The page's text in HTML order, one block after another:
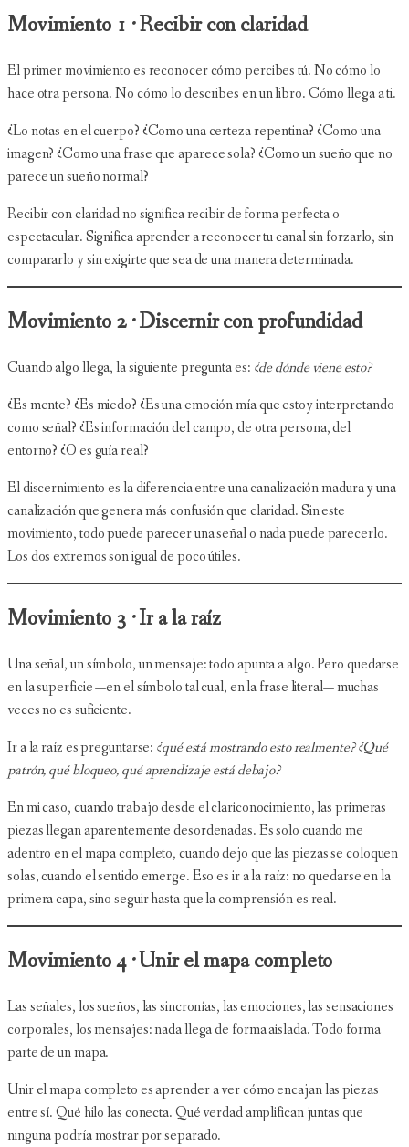
Movimiento 1 · Recibir con claridad
El primer movimiento es reconocer cómo percibes tú. No cómo lo
hace otra persona. No cómo lo describes en un libro. Cómo llega a ti.
¿Lo notas en el cuerpo? ¿Como una certeza repentina? ¿Como una
imagen? ¿Como una frase que aparece sola? ¿Como un sueño que no
parece un sueño normal?
Recibir con claridad no significa recibir de forma perfecta o
espectacular. Significa aprender a reconocer tu canal sin forzarlo, sin
compararlo y sin exigirte que sea de una manera determinada.
Movimiento 2 · Discernir con profundidad
Cuando algo llega, la siguiente pregunta es: ¿de dónde viene esto?
¿Es mente? ¿Es miedo? ¿Es una emoción mía que estoy interpretando
como señal? ¿Es información del campo, de otra persona, del
entorno? ¿O es guía real?
El discernimiento es la diferencia entre una canalización madura y una
canalización que genera más confusión que claridad. Sin este
movimiento, todo puede parecer una señal o nada puede parecerlo.
Los dos extremos son igual de poco útiles.
Movimiento 3 · Ir a la raíz
Una señal, un símbolo, un mensaje: todo apunta a algo. Pero quedarse
en la superficie —en el símbolo tal cual, en la frase literal— muchas
veces no es suficiente.
Ir a la raíz es preguntarse: ¿qué está mostrando esto realmente? ¿Qué
patrón, qué bloqueo, qué aprendizaje está debajo?
En mi caso, cuando trabajo desde el clariconocimiento, las primeras
piezas llegan aparentemente desordenadas. Es solo cuando me
adentro en el mapa completo, cuando dejo que las piezas se coloquen
solas, cuando el sentido emerge. Eso es ir a la raíz: no quedarse en la
primera capa, sino seguir hasta que la comprensión es real.
Movimiento 4 · Unir el mapa completo
Las señales, los sueños, las sincronías, las emociones, las sensaciones
corporales, los mensajes: nada llega de forma aislada. Todo forma
parte de un mapa.
Unir el mapa completo es aprender a ver cómo encajan las piezas
entre sí. Qué hilo las conecta. Qué verdad amplifican juntas que
ninguna podría mostrar por separado.